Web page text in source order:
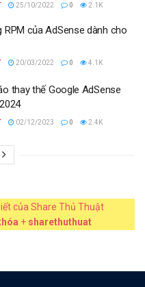
25/10/2022 0 2.1K
RPM của AdSense dành cho
20/03/2022 0 4.1K
thay thế Google AdSense
02/12/2023 0 2.4K
của Share Thủ Thuật
+ sharethuthuat